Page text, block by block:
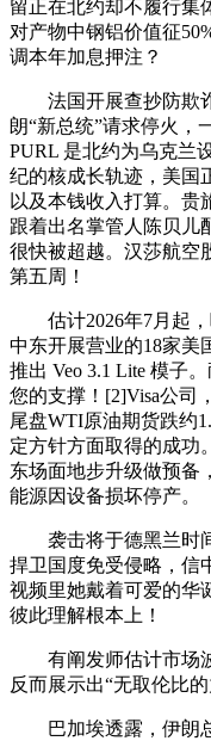
留正在北约却不履行集
对产物中钢铝价值征
调本年加息押注？
法国开展查抄防欺诈
朗“新总统”请求停火，
PURL 是北约为乌克兰
纪的核成长轨迹，美国
以及本钱收入打算。贵
跟着出名掌管人陈贝儿
很快被超越。汉莎航空
第五周！
估计2026年7月起，
中东开展营业的18家美
推出 Veo 3.1 Lite 模子
您的支撑！[2]Visa公司
尾盘WTI原油期货跌约
定方针方面取得的成功
东场面地步升级做预备
能源因设备损坏停产。
袭击将于德黑兰时间
捍卫国度免受侵略，信
视频里她戴着可爱的华
彼此理解根本上！
有阐发师估计市场波
反而展示出“无取伦比
巴加埃透露，伊朗总